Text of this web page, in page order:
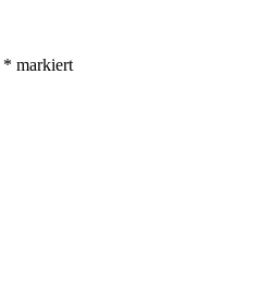
* markiert